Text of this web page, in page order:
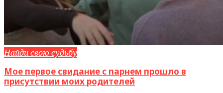
Найди свою судьбу
Мое первое свидание с парнем прошло в
присутствии моих родителей